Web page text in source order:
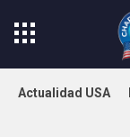
Actualidad USA